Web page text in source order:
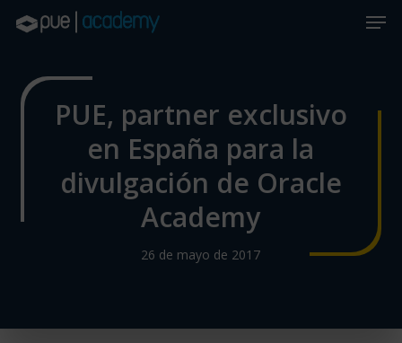
content
PUE, partner exclusivo
en España para la
divulgación de Oracle
Academy
26 de mayo de 2017